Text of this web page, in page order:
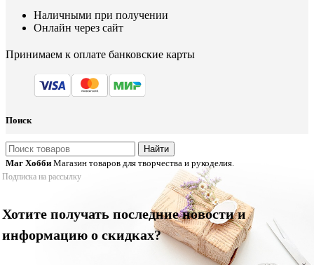
Наличными при получении
Онлайн через сайт
Принимаем к оплате банковские карты
Поиск
Найти
Маг Хобби Магазин товаров для творчества и рукоделия.
Подписка на рассылку
Хотите получать последние новости и
информацию о скидках?